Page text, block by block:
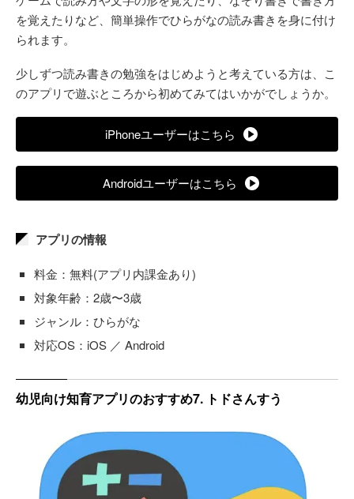
を覚えたりなど、簡単操作でひらがなの読み書きを身に付け
られます。
少しずつ読み書きの勉強をはじめようと考えている方は、こ
のアプリで遊ぶところから初めてみてはいかがでしょうか。
iPhoneユーザーはこちら
Androidユーザーはこちら
アプリの情報
料金：無料(アプリ内課金あり)
対象年齢：2歳〜3歳
ジャンル：ひらがな
対応OS：iOS ／ Android
幼児向け知育アプリのおすすめ7. トドさんすう